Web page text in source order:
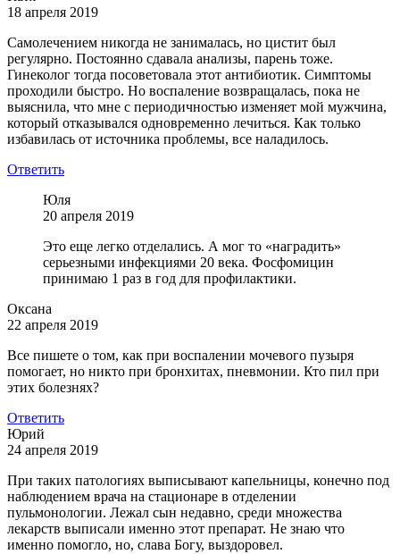
18 апреля 2019
Самолечением никогда не занималась, но цистит был
регулярно. Постоянно сдавала анализы, парень тоже.
Гинеколог тогда посоветовала этот антибиотик. Симптомы
проходили быстро. Но воспаление возвращалась, пока не
выяснила, что мне с периодичностью изменяет мой мужчина,
который отказывался одновременно лечиться. Как только
избавилась от источника проблемы, все наладилось.
Ответить
Юля
20 апреля 2019
Это еще легко отделались. А мог то «наградить»
серьезными инфекциями 20 века. Фосфомицин
принимаю 1 раз в год для профилактики.
Оксана
22 апреля 2019
Все пишете о том, как при воспалении мочевого пузыря
помогает, но никто при бронхитах, пневмонии. Кто пил при
этих болезнях?
Ответить
Юрий
24 апреля 2019
При таких патологиях выписывают капельницы, конечно под
наблюдением врача на стационаре в отделении
пульмонологии. Лежал сын недавно, среди множества
лекарств выписали именно этот препарат. Не знаю что
именно помогло, но, слава Богу, выздоровел.